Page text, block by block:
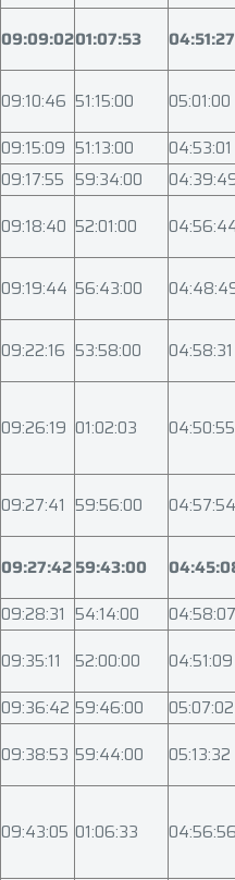
09:09:0201:07:53 04:51:27
09:10:46 51:15:00
05:01:00
09:15:09 51:13:00
04:53:01
09:17:55 59:34:00
09:18:40 52:01:00
09:19:44 56:43:00
09:22:16 53:58:00 04:58:31
09:26:19 01:02:03 04:50:55
09:27:41 59:56:00 04:57:54
09:27:4259:43:00
09:28:31 54:14:00
04:58:07
09:35:11 52:00:00
04:51:09
09:36:42 59:46:00
05:07:02
09:38:53 59:44:00 05:13:32
09:43:05 01:06:33